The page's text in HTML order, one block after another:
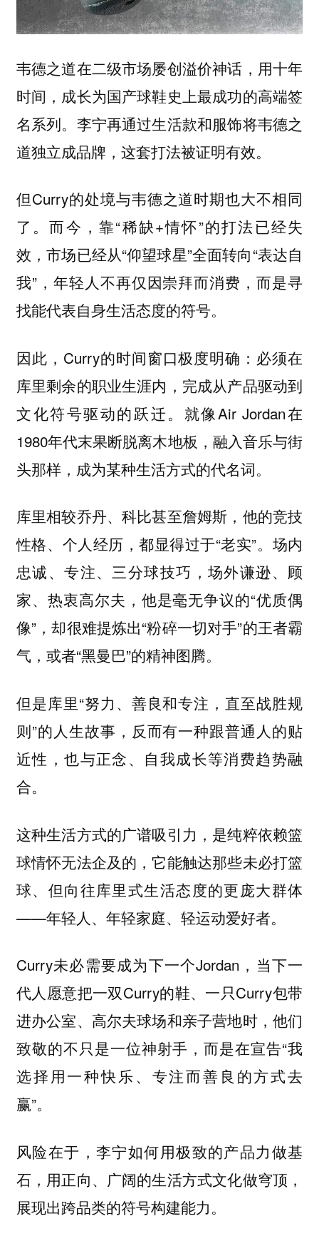
韦德之道在二级市场屡创溢价神话，用十年
时间，成长为国产球鞋史上最成功的高端签
名系列。李宁再通过生活款和服饰将韦德之
道独立成品牌，这套打法被证明有效。
但Curry的处境与韦德之道时期也大不相同
了。而今，靠“稀缺+情怀”的打法已经失
效，市场已经从“仰望球星”全面转向“表达自
我”，年轻人不再仅因崇拜而消费，而是寻
找能代表自身生活态度的符号。
因此，Curry的时间窗口极度明确：必须在
库里剩余的职业生涯内，完成从产品驱动到
文化符号驱动的跃迁。就像Air Jordan在
1980年代末果断脱离木地板，融入音乐与街
头那样，成为某种生活方式的代名词。
库里相较乔丹、科比甚至詹姆斯，他的竞技
性格、个人经历，都显得过于“老实”。场内
忠诚、专注、三分球技巧，场外谦逊、顾
家、热衷高尔夫，他是毫无争议的“优质偶
像”，却很难提炼出“粉碎一切对手”的王者霸
气，或者“黑曼巴”的精神图腾。
但是库里“努力、善良和专注，直至战胜规
则”的人生故事，反而有一种跟普通人的贴
近性，也与正念、自我成长等消费趋势融
合。
这种生活方式的广谱吸引力，是纯粹依赖篮
球情怀无法企及的，它能触达那些未必打篮
球、但向往库里式生活态度的更庞大群体
——年轻人、年轻家庭、轻运动爱好者。
Curry未必需要成为下一个Jordan，当下一
代人愿意把一双Curry的鞋、一只Curry包带
进办公室、高尔夫球场和亲子营地时，他们
致敬的不只是一位神射手，而是在宣告“我
选择用一种快乐、专注而善良的方式去
赢”。
风险在于，李宁如何用极致的产品力做基
石，用正向、广阔的生活方式文化做穹顶，
展现出跨品类的符号构建能力。